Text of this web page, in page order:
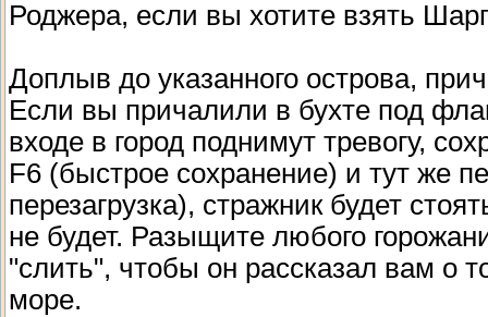
Роджера, если вы хотите взять
Доплыв до указанного острова,
Если вы причалили в бухте под
входе в город поднимут тревогу,
F6 (быстрое сохранение) и тут же
перезагрузка), стражник будет
не будет. Разыщите любого
"слить", чтобы он рассказал вам о
море.